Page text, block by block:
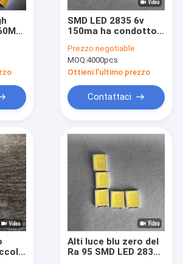
SMD LED 2835 6v
150ma ha condotto
140lm per la lampada
del soffitto
Prezzo:negotiable
MOQ:4000pcs
Ottieni l'ultimo prezzo
Contattaci
Alti luce blu zero del
Ra 95 SMD LED 2835